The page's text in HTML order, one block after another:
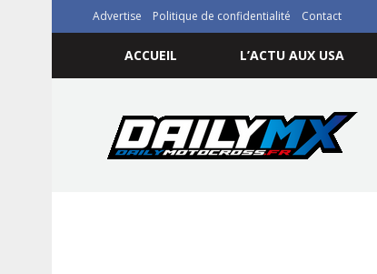
Advertise Politique de confidentialité Contact
ACCUEIL L’ACTU AUX USA